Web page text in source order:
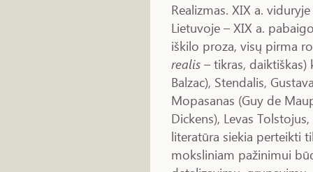
Realizmas. XIX a.
Lietuvoje – XIX a.
iškilo proza, visų pirma
realis – tikras,
Balzac), Stendalis,
Mopasanas (Guy de
Dickens), Levas
literatūra siekia perteikti
moksliniam pažinimui